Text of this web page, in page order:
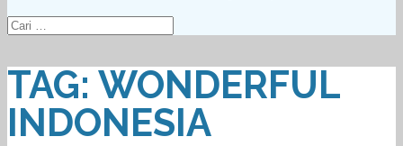
TAG: WONDERFUL
INDONESIA